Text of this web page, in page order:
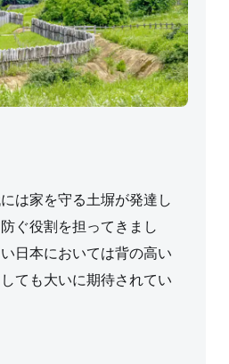
は家を守る土塀が発達し
ぐ役割を担ってきまし
日本においては背の高い
ても大いに期待されてい